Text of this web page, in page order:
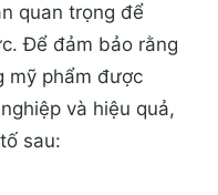
quan trọng để
Để đảm bảo rằng
mỹ phẩm được
và hiệu quả,
sau: